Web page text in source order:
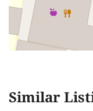
Similar